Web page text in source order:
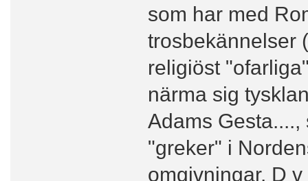
som har med
trosbekännelser
religiöst
närma sig
Adams
"greker" i
omgivningar. D